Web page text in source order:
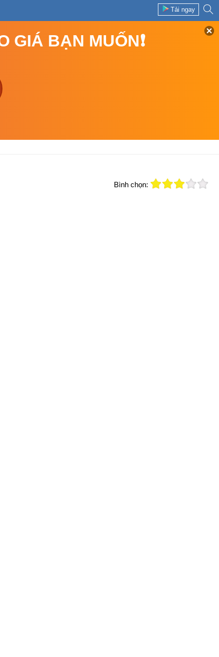
Tải ngay
GIÁ BẠN MUỐN❗
Bình chọn: